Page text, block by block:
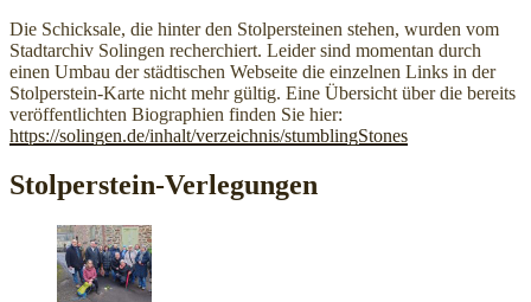
Die Schicksale, die hinter den Stolpersteinen stehen, wurden vom
Stadtarchiv Solingen recherchiert. Leider sind momentan durch
einen Umbau der städtischen Webseite die einzelnen Links in der
Stolperstein-Karte nicht mehr gültig. Eine Übersicht über die bereits
veröffentlichten Biographien finden Sie hier:
https://solingen.de/inhalt/verzeichnis/stumblingStones
Stolperstein-Verlegungen